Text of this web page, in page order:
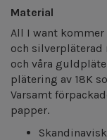
Material
All I want
och silverpläterad
och våra
plätering av 18K
Varsamt
papper.